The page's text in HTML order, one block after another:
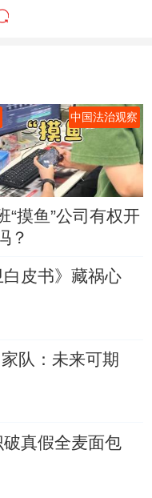
中国法治观察
“摸鱼”公司有权开
？
皮书》藏祸心
队：未来可期
真假全麦面包